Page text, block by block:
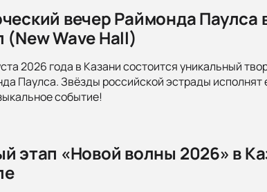
вечер Раймонда
(New Wave Hall)
2026 года в Казани состоится уникальный
Паулса. Звёзды российской эстрады
событие!
этап «Новой волны 2026» в